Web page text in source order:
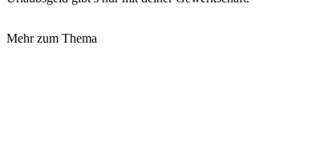
Mehr zum Thema